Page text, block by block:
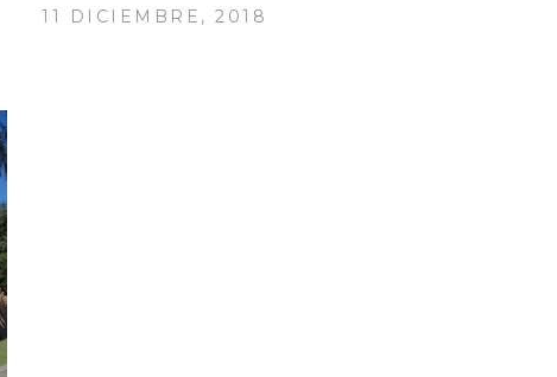
11 DICIEMBRE, 2018